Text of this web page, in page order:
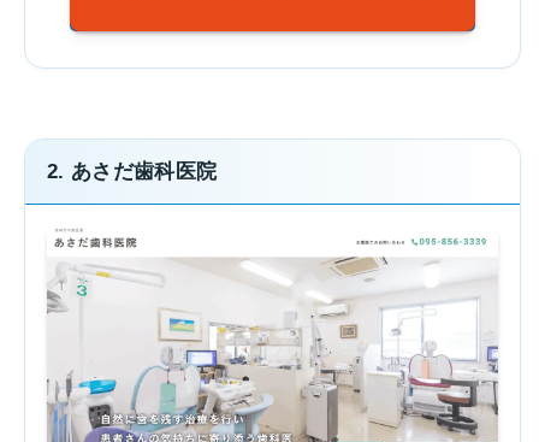
2. あさだ歯科医院